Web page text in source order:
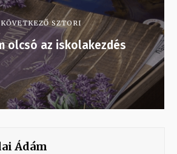
KÖVETKEZŐ SZTORI
olcsó az iskolakezdés
Ádám